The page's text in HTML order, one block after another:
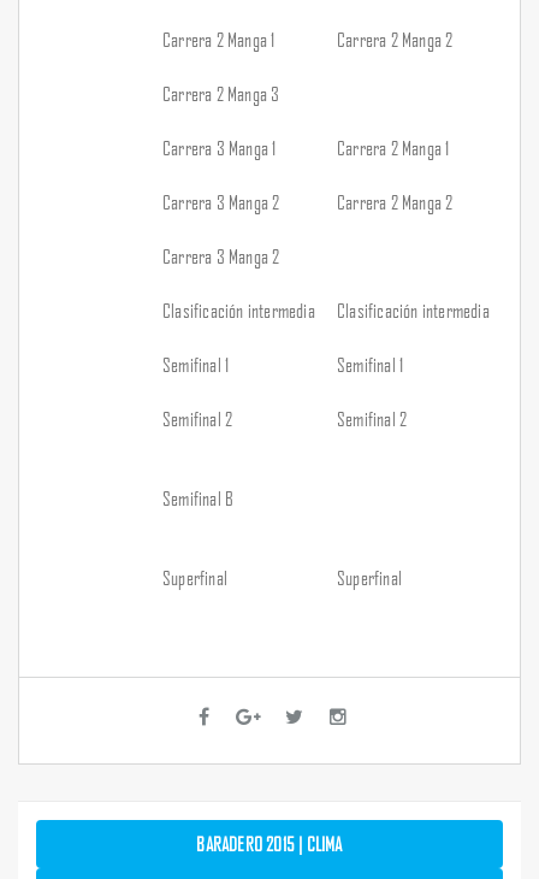
Carrera 2 Manga 1 Carrera 2 Manga 2
Carrera 2 Manga 3
Carrera 3 Manga 1 Carrera 2 Manga 1
Carrera 3 Manga 2 Carrera 2 Manga 2
Carrera 3 Manga 2
Clasificación intermedia Clasificación intermedia
Semifinal 1 Semifinal 1
Semifinal 2 Semifinal 2
Semifinal B
Superfinal Superfinal
BARADERO 2015 | CLIMA